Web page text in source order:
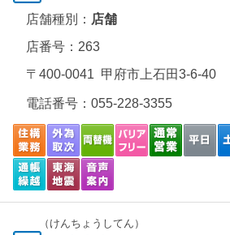
店舗種別： 店舗
店番号：263
〒400-0041 甲府市上石田3-6-40
電話番号： 055-228-3355
（けんちょうしてん）